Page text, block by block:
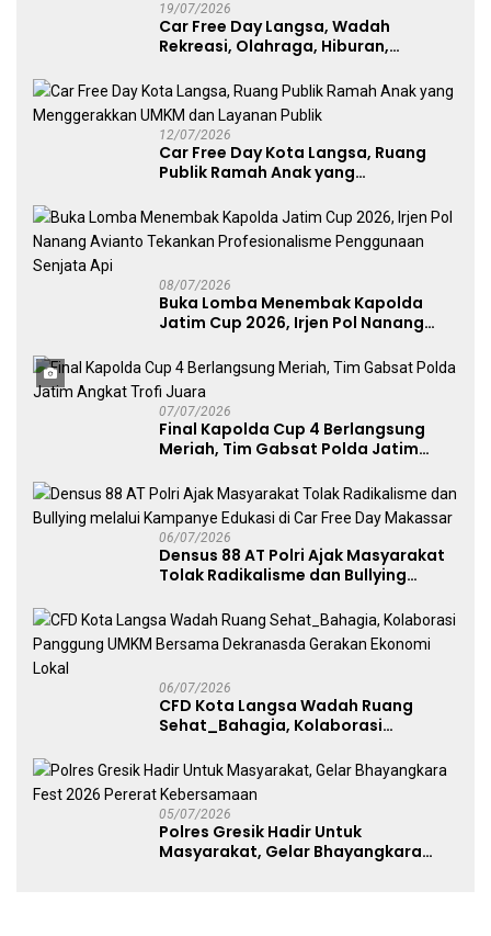
19/07/2026
Car Free Day Langsa, Wadah
Rekreasi, Olahraga, Hiburan,
UMKM
12/07/2026
Car Free Day Kota Langsa, Ruang
Publik Ramah Anak yang
Publik
08/07/2026
Buka Lomba Menembak Kapolda
Jatim Cup 2026, Irjen Pol Nanang
Penggunaan Senjata Api
07/07/2026
Final Kapolda Cup 4 Berlangsung
Meriah, Tim Gabsat Polda Jatim
06/07/2026
Densus 88 AT Polri Ajak Masyarakat
Tolak Radikalisme dan Bullying
Free Day Makassar
06/07/2026
CFD Kota Langsa Wadah Ruang
Sehat_Bahagia, Kolaborasi
Dekranasda Gerakan Ekonomi Lokal
05/07/2026
Polres Gresik Hadir Untuk
Masyarakat, Gelar Bhayangkara